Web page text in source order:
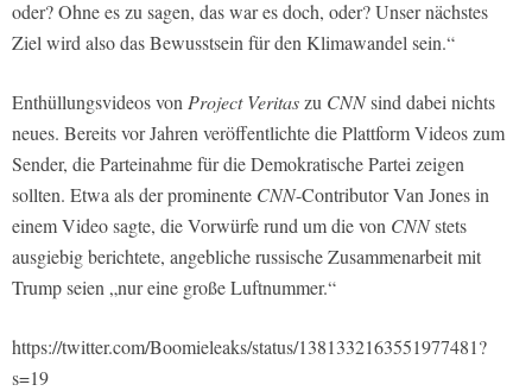
oder? Ohne es zu sagen, das war es doch, oder? Unser nächstes
Ziel wird also das Bewusstsein für den Klimawandel sein.“
Enthüllungsvideos von Project Veritaszu CNNsind dabei nichts
neues. Bereits vor Jahren veröffentlichte die Plattform Videos zum
Sender, die Parteinahme für die Demokratische Partei zeigen
sollten. Etwa als der prominente CNN-Contributor Van Jones in
einem Video sagte, die Vorwürfe rund um die von CNNstets
ausgiebig berichtete, angebliche russische Zusammenarbeit mit
Trump seien „nur eine große Luftnummer.“
https://twitter.com/Boomieleaks/status/1381332163551977481?
s=19